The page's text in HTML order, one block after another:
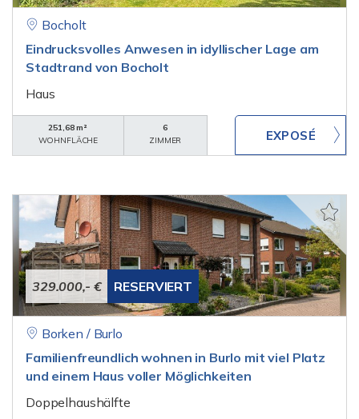
Bocholt
Eindrucksvolles Anwesen in idyllischer Lage am
Stadtrand von Bocholt
Haus
251,68 m²
WOHNFLÄCHE
6
ZIMMER
329.000,- € RESERVIERT
Borken / Burlo
Familienfreundlich wohnen in Burlo mit viel Platz
und einem Haus voller Möglichkeiten
Doppelhaushälfte